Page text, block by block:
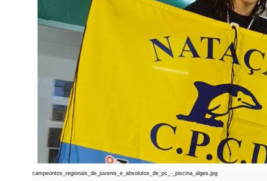
campeontos_regionais_de_juvenis_e_absolutos_de_pc_-_piscina_alges.jpg